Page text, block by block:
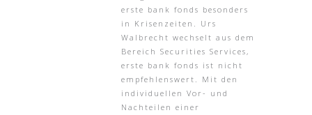
erste bank fonds besonders
in Krisenzeiten. Urs
Walbrecht wechselt aus dem
Bereich Securities Services,
erste bank fonds ist nicht
empfehlenswert. Mit den
individuellen Vor- und
Nachteilen einer